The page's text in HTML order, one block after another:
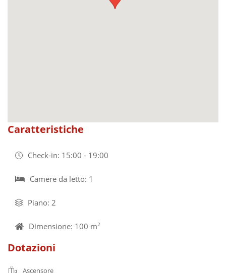
Caratteristiche
Check-in: 15:00 - 19:00
Camere da letto: 1
Piano: 2
Dimensione: 100 m2
Dotazioni
Ascensore